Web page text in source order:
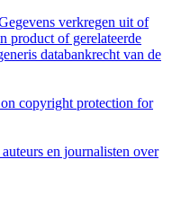
verkregen uit of
product of gerelateerde
databankrecht van de
copyright protection for
en journalisten over